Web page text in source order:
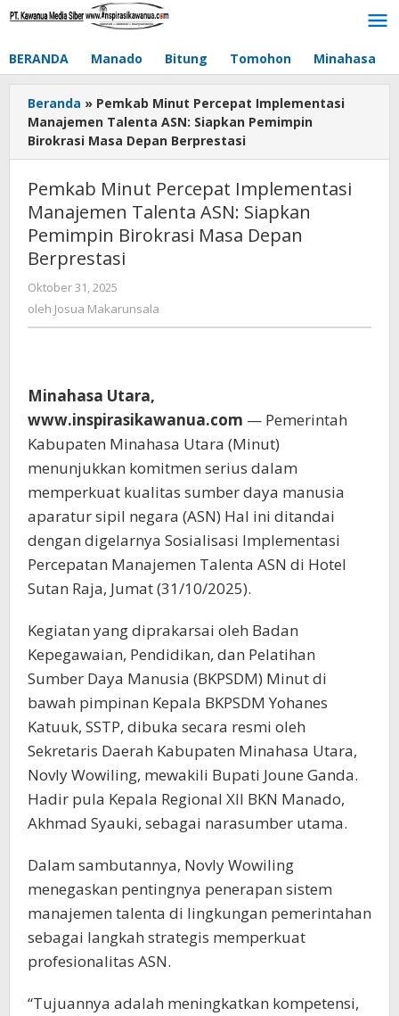
Lewati
BERANDA Manado Bitung Tomohon Minahasa
Beranda » Pemkab Minut Percepat Implementasi
Manajemen Talenta ASN: Siapkan Pemimpin
Birokrasi Masa Depan Berprestasi
Pemkab Minut Percepat Implementasi
Manajemen Talenta ASN: Siapkan
Pemimpin Birokrasi Masa Depan
Berprestasi
Oktober 31, 2025
Josua
oleh Josua Makarunsala
Minahasa Utara,
www.inspirasikawanua.com — Pemerintah
Kabupaten Minahasa Utara (Minut)
menunjukkan komitmen serius dalam
memperkuat kualitas sumber daya manusia
aparatur sipil negara (ASN) Hal ini ditandai
dengan digelarnya Sosialisasi Implementasi
Percepatan Manajemen Talenta ASN di Hotel
Sutan Raja, Jumat (31/10/2025).
Kegiatan yang diprakarsai oleh Badan
Kepegawaian, Pendidikan, dan Pelatihan
Sumber Daya Manusia (BKPSDM) Minut di
bawah pimpinan Kepala BKPSDM Yohanes
Katuuk, SSTP, dibuka secara resmi oleh
Sekretaris Daerah Kabupaten Minahasa Utara,
Novly Wowiling, mewakili Bupati Joune Ganda.
Hadir pula Kepala Regional XII BKN Manado,
Akhmad Syauki, sebagai narasumber utama.
Dalam sambutannya, Novly Wowiling
menegaskan pentingnya penerapan sistem
manajemen talenta di lingkungan pemerintahan
sebagai langkah strategis memperkuat
profesionalitas ASN.
“Tujuannya adalah meningkatkan kompetensi,